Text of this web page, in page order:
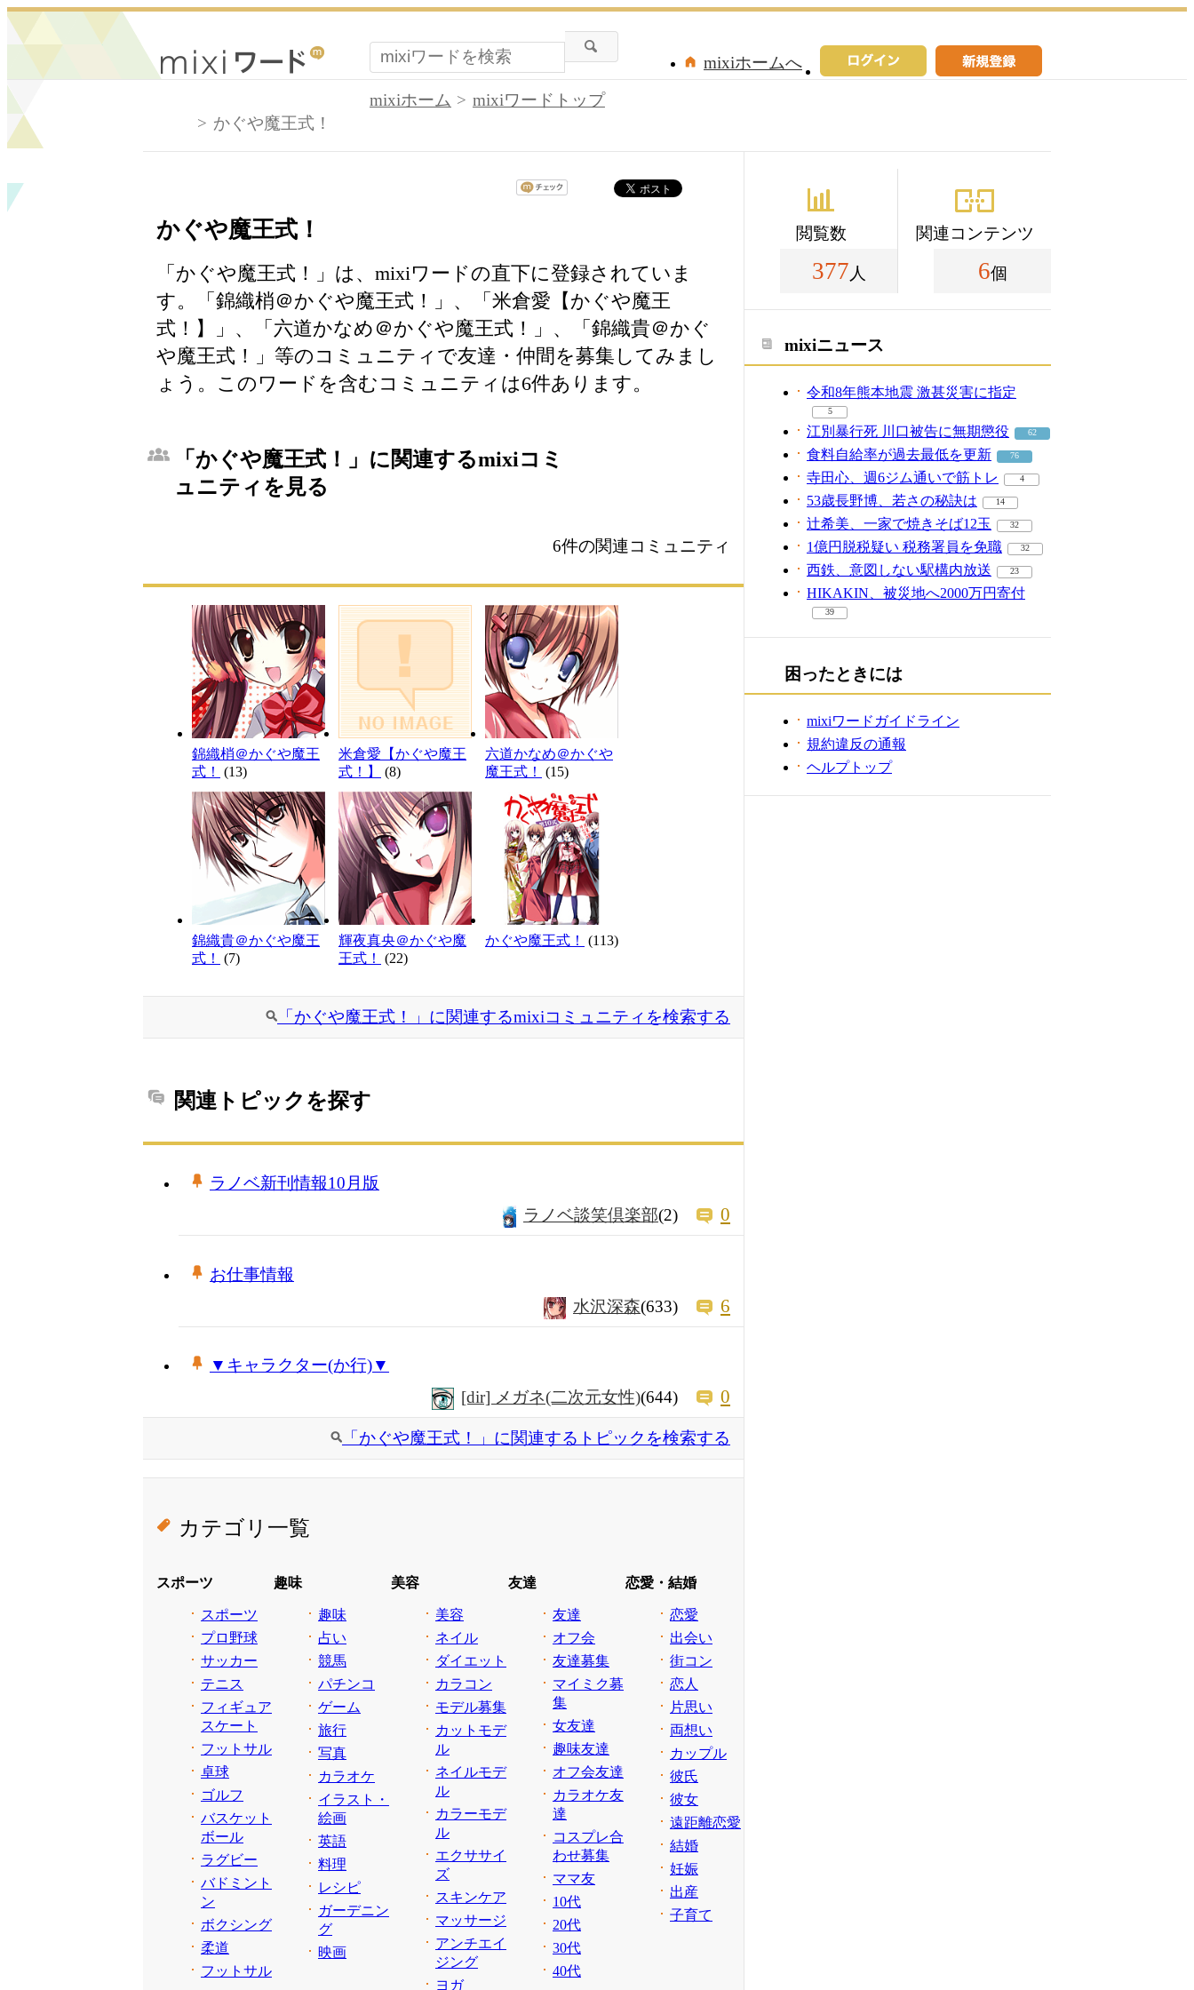
mixiホームへ
mixiホーム
mixiワードトップ
かぐや魔王式！
かぐや魔王式！
「かぐや魔王式！」は、mixiワードの直下に登録されていま
す。「錦織梢＠かぐや魔王式！」、「米倉愛【かぐや魔王
式！】」、「六道かなめ＠かぐや魔王式！」、「錦織貴＠かぐ
や魔王式！」等のコミュニティで友達・仲間を募集してみまし
ょう。このワードを含むコミュニティは6件あります。
「かぐや魔王式！」に関連するmixiコミ
ュニティを見る
6件の関連コミュニティ
錦織梢＠かぐや魔王
式！
(13)
米倉愛【かぐや魔王
式！】
(8)
六道かなめ＠かぐや
魔王式！
(15)
錦織貴＠かぐや魔王
式！
(7)
輝夜真央＠かぐや魔
王式！
(22)
かぐや魔王式！ (113)
「かぐや魔王式！」に関連するmixiコミュニティを検索する
関連トピックを探す
ラノベ新刊情報10月版
ラノベ談笑倶楽部(2) 0
お仕事情報
水沢深森(633) 6
▼キャラクター(か行)▼
[dir] メガネ(二次元女性)(644) 0
「かぐや魔王式！」に関連するトピックを検索する
カテゴリ一覧
スポーツ
スポーツ
プロ野球
サッカー
テニス
フィギュア
スケート
フットサル
卓球
ゴルフ
バスケット
ボール
ラグビー
バドミント
ン
ボクシング
柔道
フットサル
趣味
趣味
占い
競馬
パチンコ
ゲーム
旅行
写真
カラオケ
イラスト・
絵画
英語
料理
レシピ
ガーデニン
グ
映画
美容
美容
ネイル
ダイエット
カラコン
モデル募集
カットモデ
ル
ネイルモデ
ル
カラーモデ
ル
エクササイ
ズ
スキンケア
マッサージ
アンチエイ
ジング
ヨガ
友達
友達
オフ会
友達募集
マイミク募
集
女友達
趣味友達
オフ会友達
カラオケ友
達
コスプレ合
わせ募集
ママ友
10代
20代
30代
40代
恋愛・結婚
恋愛
出会い
街コン
恋人
片思い
両想い
カップル
彼氏
彼女
遠距離恋愛
結婚
妊娠
出産
子育て
閲覧数
377 人
関連コンテンツ
6個
mixiニュース
令和8年熊本地震 激甚災害に指定
5
江別暴行死 川口被告に無期懲役 62
食料自給率が過去最低を更新 76
寺田心、週6ジム通いで筋トレ 4
53歳長野博、若さの秘訣は 14
辻希美、一家で焼きそば12玉 32
1億円脱税疑い 税務署員を免職 32
西鉄、意図しない駅構内放送 23
HIKAKIN、被災地へ2000万円寄付
39
困ったときには
mixiワードガイドライン
規約違反の通報
ヘルプトップ